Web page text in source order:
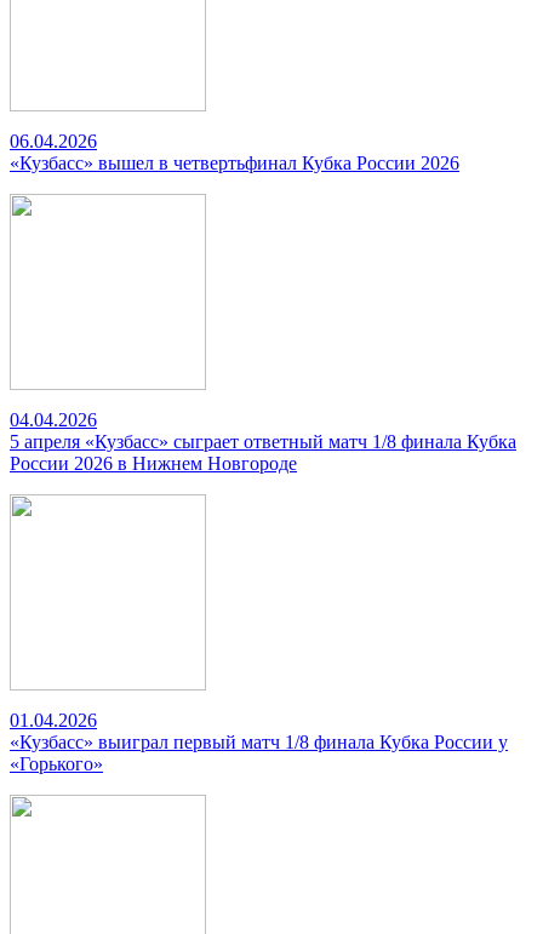
06.04.2026
«Кузбасс» вышел в четвертьфинал Кубка России 2026
04.04.2026
5 апреля «Кузбасс» сыграет ответный матч 1/8 финала Кубка
России 2026 в Нижнем Новгороде
01.04.2026
«Кузбасс» выиграл первый матч 1/8 финала Кубка России у
«Горького»